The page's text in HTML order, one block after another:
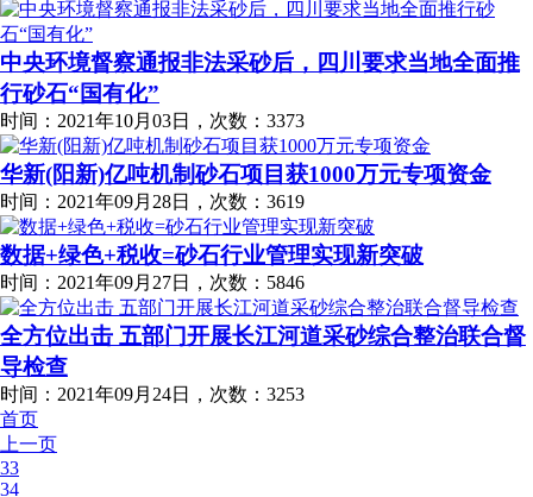
中央环境督察通报非法采砂后，四川要求当地全面推
行砂石“国有化”
时间：2021年10月03日，次数：3373
华新(阳新)亿吨机制砂石项目获1000万元专项资金
时间：2021年09月28日，次数：3619
数据+绿色+税收=砂石行业管理实现新突破
时间：2021年09月27日，次数：5846
全方位出击 五部门开展长江河道采砂综合整治联合督
导检查
时间：2021年09月24日，次数：3253
首页
上一页
33
34